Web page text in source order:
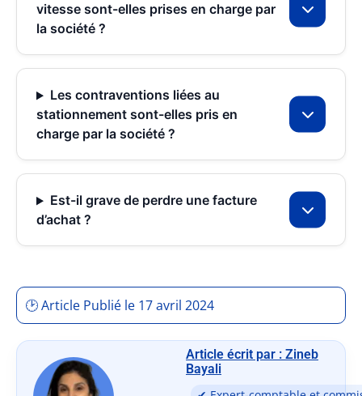
vitesse sont-elles prises en charge par
la société ?
Les contraventions liées au
stationnement sont-elles pris en
charge par la société ?
Est-il grave de perdre une facture
d’achat ?
🕑 Article Publié le 17 avril 2024
Article écrit par : Zineb
Bayali